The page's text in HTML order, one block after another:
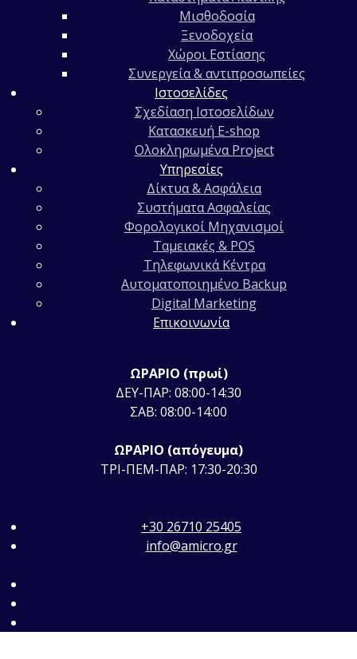
Μισθοδοσία
Ξενοδοχεία
Χώροι Εστίασης
Συνεργεία & αντιπροσωπείες
Ιστοσελίδες
Σχεδίαση Ιστοσελίδων
Κατασκευή E-shop
Ολοκληρωμένα Project
Υπηρεσίες
Δίκτυα & Ασφάλεια
Συστήματα Ασφαλείας
Φορολογικοί Μηχανισμοί
Ταμειακές & POS
Τηλεφωνικά Κέντρα
Αυτοματοποιημένο Backup
Digital Marketing
Επικοινωνία
ΩΡΑΡΙΟ (πρωί)
ΔΕΥ-ΠΑΡ: 08:00-14:30
ΣΑΒ: 08:00-14:00
ΩΡΑΡΙΟ (απόγευμα)
ΤΡΙ-ΠΕΜ-ΠΑΡ: 17:30-20:30
+30 26710 25405
info@amicro.gr